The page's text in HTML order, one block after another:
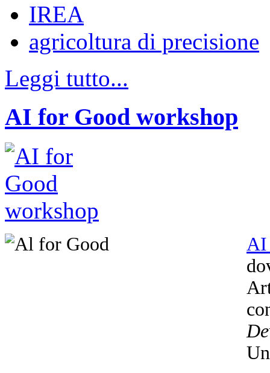
IREA
agricoltura di precisione
Leggi tutto...
AI for Good workshop